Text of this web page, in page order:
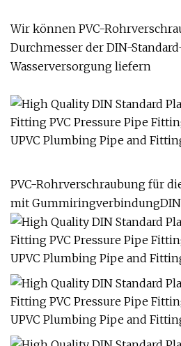
Wir können PVC-
Durchmesser der DIN-
Wasserversorgung liefern
PVC-Rohrverschraubung für
mit